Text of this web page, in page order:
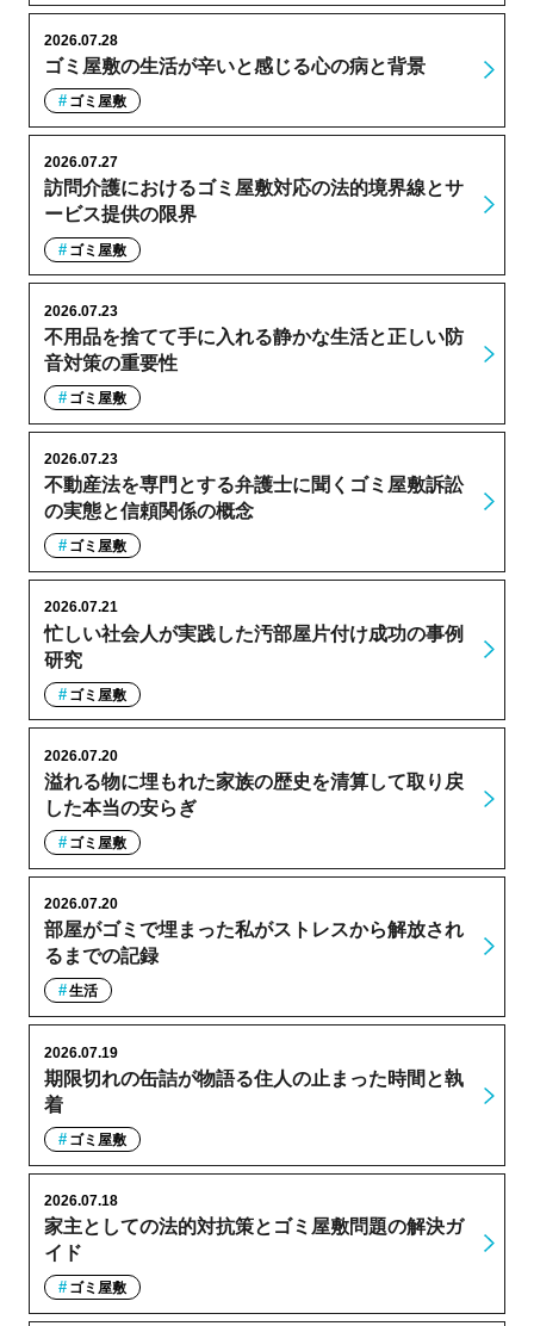
ゴミ屋敷の生活が辛いと感じる心の病と背景
2026.07.28
ゴミ屋敷
訪問介護におけるゴミ屋敷対応の法的境界線とサ
ービス提供の限界
2026.07.27
ゴミ屋敷
不用品を捨てて手に入れる静かな生活と正しい防
音対策の重要性
2026.07.23
ゴミ屋敷
不動産法を専門とする弁護士に聞くゴミ屋敷訴訟
の実態と信頼関係の概念
2026.07.23
ゴミ屋敷
忙しい社会人が実践した汚部屋片付け成功の事例
研究
2026.07.21
ゴミ屋敷
溢れる物に埋もれた家族の歴史を清算して取り戻
した本当の安らぎ
2026.07.20
ゴミ屋敷
部屋がゴミで埋まった私がストレスから解放され
るまでの記録
2026.07.20
生活
期限切れの缶詰が物語る住人の止まった時間と執
着
2026.07.19
ゴミ屋敷
家主としての法的対抗策とゴミ屋敷問題の解決ガ
イド
2026.07.18
ゴミ屋敷